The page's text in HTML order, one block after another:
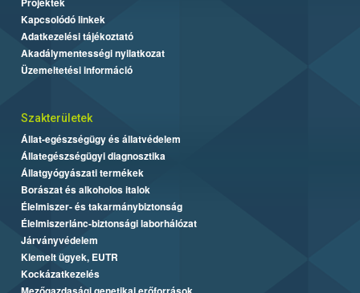
Kapcsolódó linkek
Adatkezelési tájékoztató
Akadálymentességi nyilatkozat
Üzemeltetési információ
Szakterületek
Állat-egészségügy és állatvédelem
Állategészségügyi diagnosztika
Állatgyógyászati termékek
Borászat és alkoholos italok
Élelmiszer- és takarmánybiztonság
Élelmiszerlánc-biztonsági laborhálózat
Járványvédelem
Kiemelt ügyek, EUTR
Kockázatkezelés